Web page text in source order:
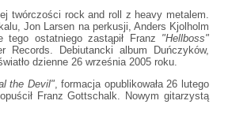
twórczości rock and roll z heavy metalem.
Jon Larsen na perkusji, Anders Kjolholm
ostatniego zastąpił Franz "Hellboss"
Debiutancki album Duńczyków,
dzienne 26 września 2005 roku.
the Devil", formacja opublikowała 26 lutego
Franz Gottschalk. Nowym gitarzystą